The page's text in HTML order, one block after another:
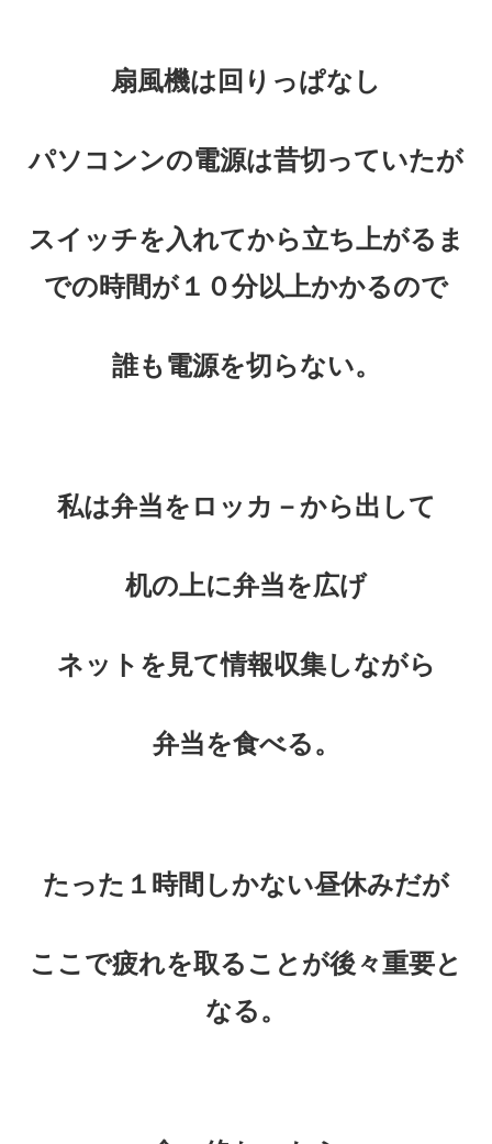
扇風機は回りっぱなし
パソコンンの電源は昔切っていたが
スイッチを入れてから立ち上がるま
での時間が１０分以上かかるので
誰も電源を切らない。
私は弁当をロッカ－から出して
机の上に弁当を広げ
ネットを見て情報収集しながら
弁当を食べる。
たった１時間しかない昼休みだが
ここで疲れを取ることが後々重要と
なる。